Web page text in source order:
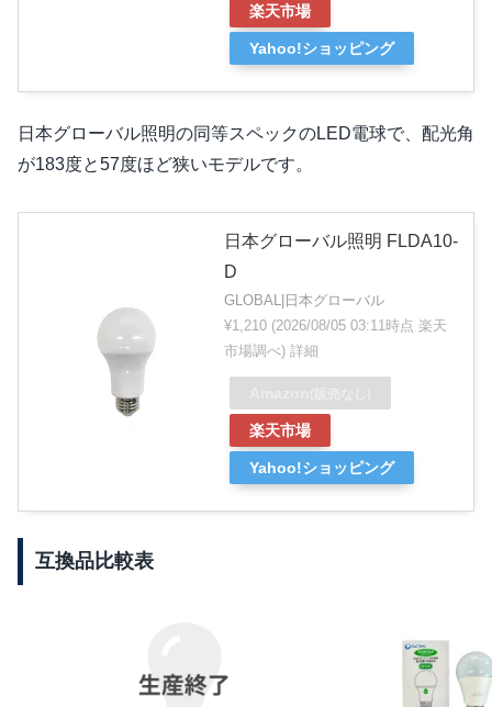
楽天市場
Yahoo!ショッピング
日本グローバル照明の同等スペックのLED電球で、配光角
が183度と57度ほど狭いモデルです。
日本グローバル照明 FLDA10-
D
GLOBAL|日本グローバル
¥1,210 (2026/08/05 03:11時点 楽天
市場調べ) 詳細
楽天市場
Yahoo!ショッピング
互換品比較表